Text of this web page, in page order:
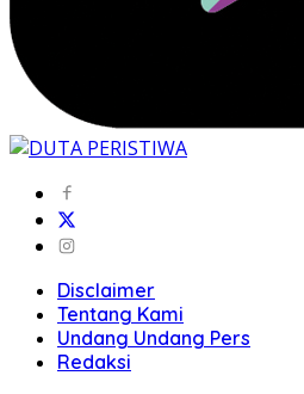
Disclaimer
Tentang Kami
Undang Undang Pers
Redaksi